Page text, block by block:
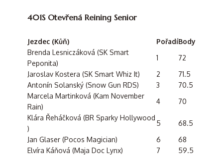
401S Otevřená Reining Senior
Jezdec (Kůň) PořadíBody
Brenda Lesniczáková (SK Smart
Peponita)
1
72
Jaroslav Kostera (SK Smart Whiz It)
2
71.5
Antonín Solanský (Snow Gun RDS)
3
70.5
Marcela Martinková (Kam November
Rain)
4
70
Klára Řeháčková (BR Sparky Hollywood
)
5
68.5
Jan Glaser (Pocos Magician)
6
68
Elvíra Káňová (Maja Doc Lynx)
7 59.5